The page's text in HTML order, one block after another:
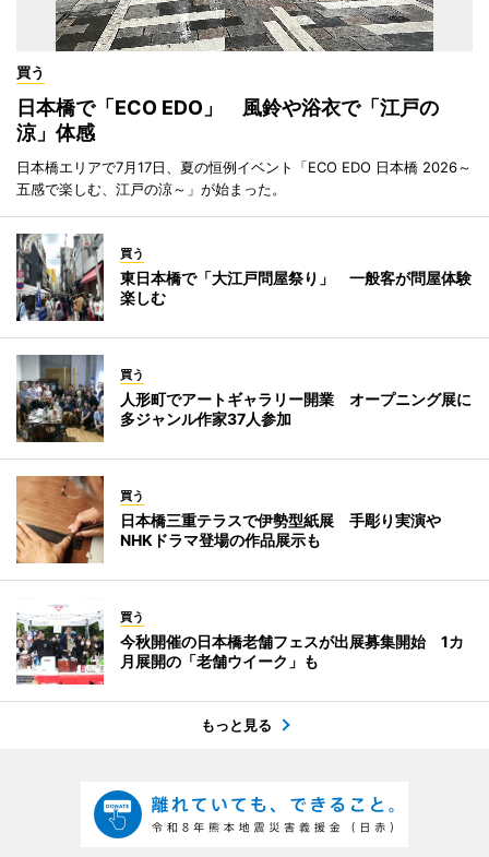
買う
日本橋で「ECO EDO」 風鈴や浴衣で「江戸の
涼」体感
日本橋エリアで7月17日、夏の恒例イベント「ECO EDO 日本橋 2026～
五感で楽しむ、江戸の涼～」が始まった。
買う
東日本橋で「大江戸問屋祭り」 一般客が問屋体験
楽しむ
買う
人形町でアートギャラリー開業 オープニング展に
多ジャンル作家37人参加
買う
日本橋三重テラスで伊勢型紙展 手彫り実演や
NHKドラマ登場の作品展示も
買う
今秋開催の日本橋老舗フェスが出展募集開始 1カ
月展開の「老舗ウイーク」も
もっと見る